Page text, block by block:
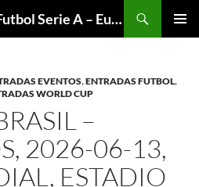
Compre Entradas para Futbol Serie A – Europa League – Premier League – Bundesliga
EVENTOS,ENTRADAS FUTBOL,
WORLD CUP
–
2026-06-13,
ESTADIO